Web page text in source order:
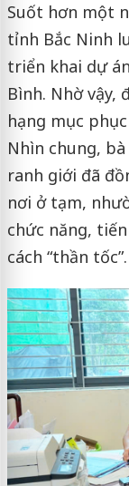
Suốt hơn một
tỉnh Bắc Ninh
triển khai dự
Bình. Nhờ vậy,
hạng mục
Nhìn chung,
ranh giới đã
nơi ở tạm,
chức năng,
cách “thần tốc”.